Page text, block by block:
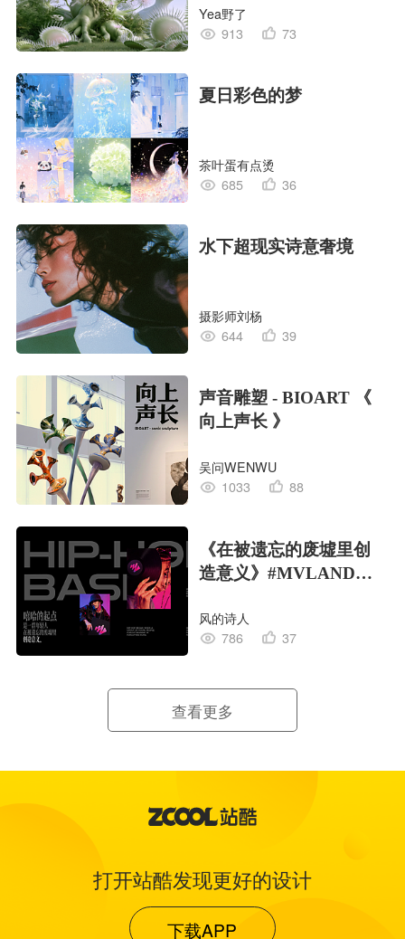
Yea野了
913
73
夏日彩色的梦
茶叶蛋有点烫
685
36
水下超现实诗意奢境
摄影师刘杨
644
39
声音雕塑 - BIOART 《
向上声长 》
吴问WENWU
1033
88
《在被遗忘的废墟里创
造意义》#MVLAND嘻
风的诗人
786
37
查看更多
打开站酷发现更好的设计
下载APP